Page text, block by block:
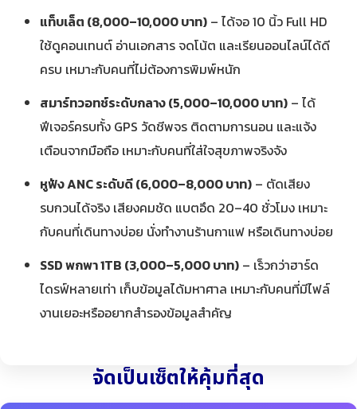
แท็บเล็ต (8,000–10,000 บาท) – ได้จอ 10 นิ้ว Full HD
ใช้ดูคอนเทนต์ อ่านเอกสาร จดโน้ต และเรียนออนไลน์ได้ดี
ครบ เหมาะกับคนที่ไม่ต้องการพิมพ์หนัก
สมาร์ทวอทช์ระดับกลาง (5,000–10,000 บาท) – ได้
ฟีเจอร์ครบทั้ง GPS วัดชีพจร ติดตามการนอน และแจ้ง
เตือนจากมือถือ เหมาะกับคนที่ใส่ใจสุขภาพจริงจัง
หูฟัง ANC ระดับดี (6,000–8,000 บาท) – ตัดเสียง
รบกวนได้จริง เสียงคมชัด แบตอึด 20–40 ชั่วโมง เหมาะ
กับคนที่เดินทางบ่อย นั่งทำงานร้านกาแฟ หรือเดินทางบ่อย
SSD พกพา 1TB (3,000–5,000 บาท) – เร็วกว่าฮาร์ด
ไดรฟ์หลายเท่า เก็บข้อมูลได้มหาศาล เหมาะกับคนที่มีไฟล์
งานเยอะหรืออยากสำรองข้อมูลสำคัญ
จัดเป็นเซ็ตให้คุ้มที่สุด